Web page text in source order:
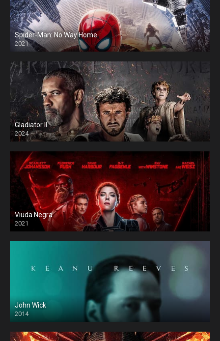
Spider-Man: No Way Home
2021
Gladiator II
2024
Viuda Negra
2021
John Wick
2014